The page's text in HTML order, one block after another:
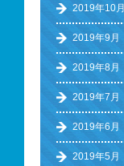
2019年10月
2019年9月
2019年8月
2019年7月
2019年6月
2019年5月